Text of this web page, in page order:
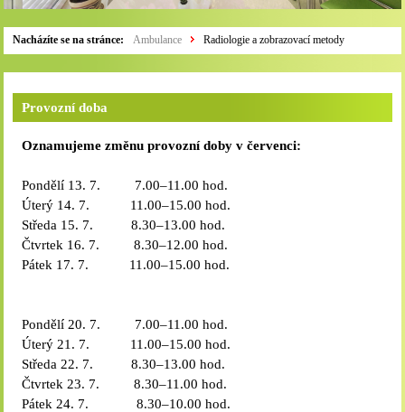
Nacházíte se na stránce: Ambulance Radiologie a zobrazovací metody
Provozní doba
Oznamujeme změnu provozní doby v červenci:
Pondělí 13. 7. 7.00–11.00 hod.
Úterý 14. 7. 11.00–15.00 hod.
Středa 15. 7. 8.30–13.00 hod.
Čtvrtek 16. 7. 8.30–12.00 hod.
Pátek 17. 7. 11.00–15.00 hod.
Pondělí 20. 7. 7.00–11.00 hod.
Úterý 21. 7. 11.00–15.00 hod.
Středa 22. 7. 8.30–13.00 hod.
Čtvrtek 23. 7. 8.30–11.00 hod.
Pátek 24. 7. 8.30–10.00 hod.